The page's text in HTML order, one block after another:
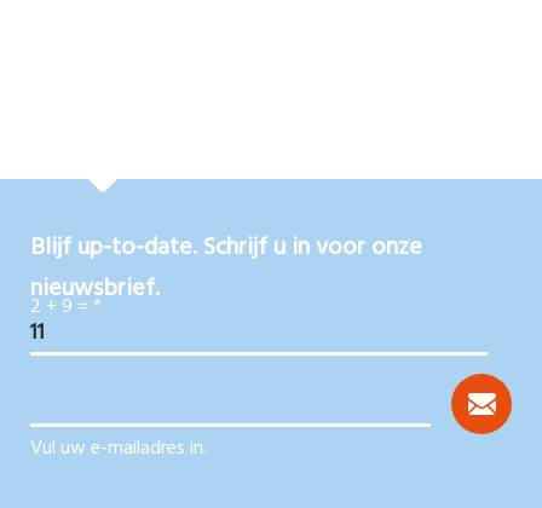
Blijf up-to-date. Schrijf u in voor onze
nieuwsbrief.
2 + 9 = *
Vul uw e-mailadres in.